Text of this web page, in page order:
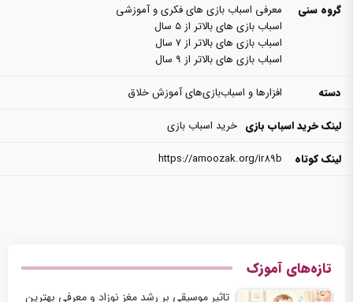
گروه سنی
معرفی اسباب بازی های فکری و آموزشی
اسباب بازی های بالاتر از ۵ سال
اسباب بازی های بالاتر از ۷ سال
اسباب بازی های بالاتر از ۹ سال
دسته
افزارها و اسباب‌بازی‌های آموزش خلاق
لینک خرید اسباب بازی خرید اسباب بازی
لینک کوتاه
https://amoozak.org/ir89b
تازه‌های آموزک
تاثیر موسیقی بر رشد مغز نوزاد و معرفی بهترین